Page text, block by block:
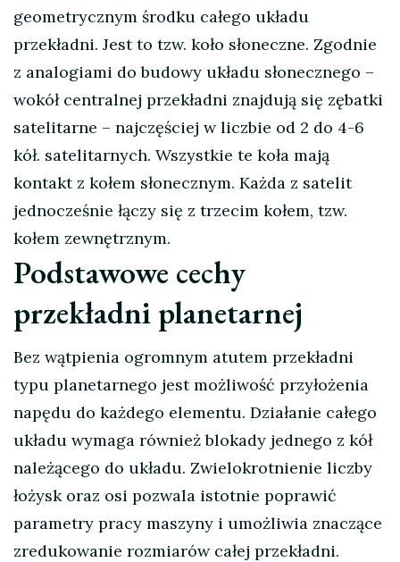
geometrycznym środku całego układu
przekładni. Jest to tzw. koło słoneczne. Zgodnie
z analogiami do budowy układu słonecznego –
wokół centralnej przekładni znajdują się zębatki
satelitarne – najczęściej w liczbie od 2 do 4-6
kół. satelitarnych. Wszystkie te koła mają
kontakt z kołem słonecznym. Każda z satelit
jednocześnie łączy się z trzecim kołem, tzw.
kołem zewnętrznym.
Podstawowe cechy
przekładni planetarnej
Bez wątpienia ogromnym atutem przekładni
typu planetarnego jest możliwość przyłożenia
napędu do każdego elementu. Działanie całego
układu wymaga również blokady jednego z kół
należącego do układu. Zwielokrotnienie liczby
łożysk oraz osi pozwala istotnie poprawić
parametry pracy maszyny i umożliwia znaczące
zredukowanie rozmiarów całej przekładni.